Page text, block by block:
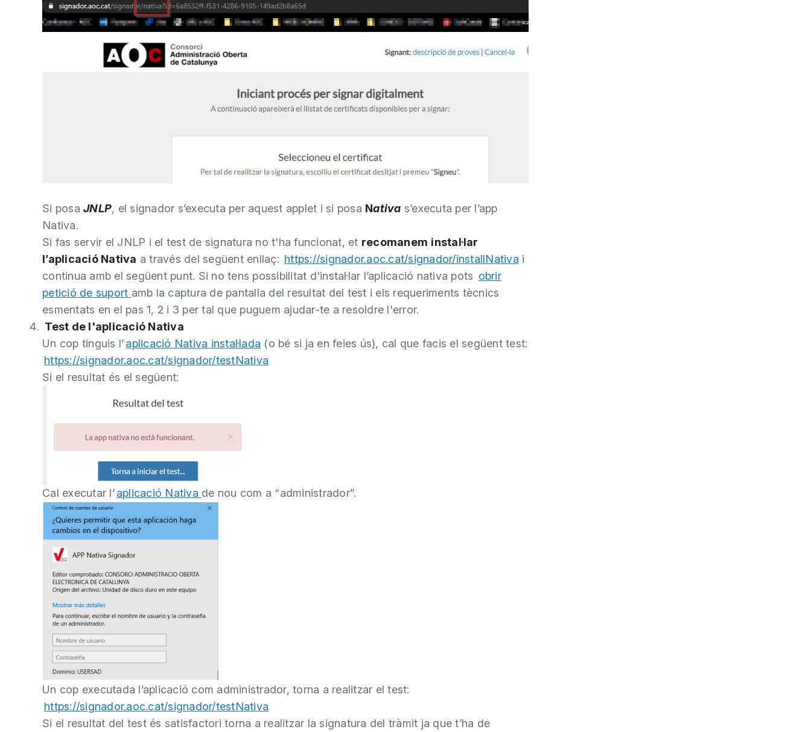
Si posa JNLP, el signador s’executa per aquest applet i si posa Nativa s’executa per l’app
Nativa.
Si fas servir el JNLP i el test de signatura no t'ha funcionat, et recomanem instal·lar
l’aplicació Nativa a través del següent enllaç: https://signador.aoc.cat/signador/installNativa i
continua amb el següent punt. Si no tens possibilitat d'instal·lar l’aplicació nativa pots obrir
petició de suport amb la captura de pantalla del resultat del test i els requeriments tècnics
esmentats en el pas 1, 2 i 3 per tal que puguem ajudar-te a resoldre l'error.
Test de l'aplicació Nativa
Un cop tinguis l’aplicació Nativa instal·lada (o bé si ja en feies ús), cal que facis el següent test:
https://signador.aoc.cat/signador/testNativa
Si el resultat és el següent:
Cal executar l’ aplicació Nativa de nou com a “administrador”.
Un cop executada l’aplicació com administrador, torna a realitzar el test:
https://signador.aoc.cat/signador/testNativa
Si el resultat del test és satisfactori torna a realitzar la signatura del tràmit ja que t’ha de